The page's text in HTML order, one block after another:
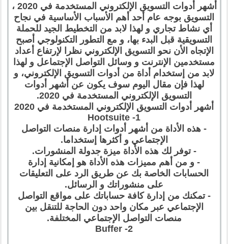
أشهر أدوات التسويق الإلكتروني المستخدمة في 2020 ،
التسويق بوجه عام أحد أهم الأسباب الأساسية في نجاح
أي نشاط تجاري و لهذا لابد من التخطيط الجيد للحملة
التسويقية قبل البدء بها، و مع التطور التكنولوجي أصبح
الإتجاه الأن نحو التسويق الإلكتروني نظرا لإرتفاع أعداد
مستخدمين الإنترنت و وسائل التواصل الإجتماعل و لهذا
لابد من إستخدام أداة من أدوات التسويق الإلكتروني، و
لهذا فإن مقال اليوم سوف يكون عن أشهر أدوات
التسويق الإلكتروني المستخدمة في 2020.
أشهر أدوات التسويق الإلكتروني المستخدمة في 2020
1- Hootsuite
- هذه الأداة من أشهر أدوات إدارة منصات التواصل
الإجتماعي و أكثرها إستخداما.
- توفر لك هذه الأداة ميزة جدولة المنشورات.
- و من أهم مميزات هذه الأداة هو إمكانية إدارة
الحسابات الخاصة بك عن طريق الرد على التعليقات
على منشوراتك و الرسائل.
- تمكنك من إدارة كافة حساباتك على مواقع التواصل
الإجتماعي عبر مكان واحد دون الحاجة للتنقل بين
منصات التواصل الإجتماعي المختلفة.
2- Buffer